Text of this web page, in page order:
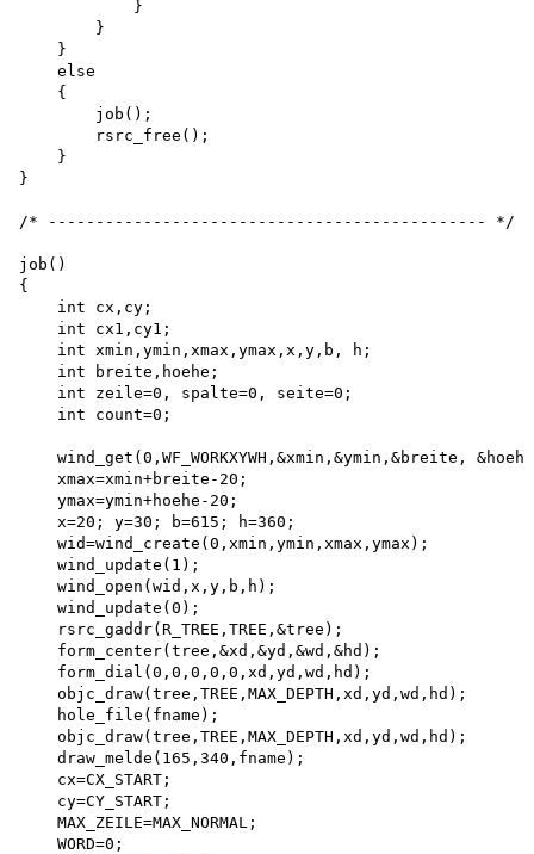
            }
        }
    }
    else
    {
        job();
        rsrc_free();
    }
}
/* ---------------------------------------------- */
job()
{
    int cx,cy;
    int cx1,cy1;
    int xmin,ymin,xmax,ymax,x,y,b, h;
    int breite,hoehe;
    int zeile=0, spalte=0, seite=0;
    int count=0;
wind_get(0,WF_WORKXYWH,&xmin,&ymin,&breite,
    xmax=xmin+breite-20;
    ymax=ymin+hoehe-20;
    x=20; y=30; b=615; h=360;
    wid=wind_create(0,xmin,ymin,xmax,ymax);
    wind_update(1);
    wind_open(wid,x,y,b,h);
    wind_update(0);
    rsrc_gaddr(R_TREE,TREE,&tree);
    form_center(tree,&xd,&yd,&wd,&hd);
    form_dial(0,0,0,0,0,xd,yd,wd,hd);
    objc_draw(tree,TREE,MAX_DEPTH,xd,yd,wd,hd);
    hole_file(fname);
    objc_draw(tree,TREE,MAX_DEPTH,xd,yd,wd,hd);
    draw_melde(165,340,fname);
    cx=CX_START;
    cy=CY_START;
    MAX_ZEILE=MAX_NORMAL;
    WORD=0;